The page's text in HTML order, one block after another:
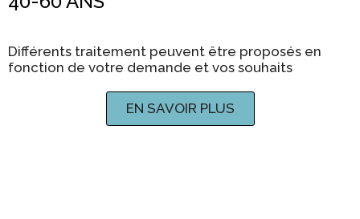
Différents traitement peuvent être proposés en
fonction de votre demande et vos souhaits
EN SAVOIR PLUS